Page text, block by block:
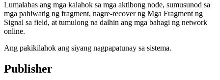
Lumalabas ang mga kalahok sa mga aktibong node, sumusunod sa
mga pahiwatig ng fragment, nagre-recover ng Mga Fragment ng
Signal sa field, at tumulong na dalhin ang mga bahagi ng network
online.
Ang pakikilahok ang siyang nagpapatunay sa sistema.
Publisher